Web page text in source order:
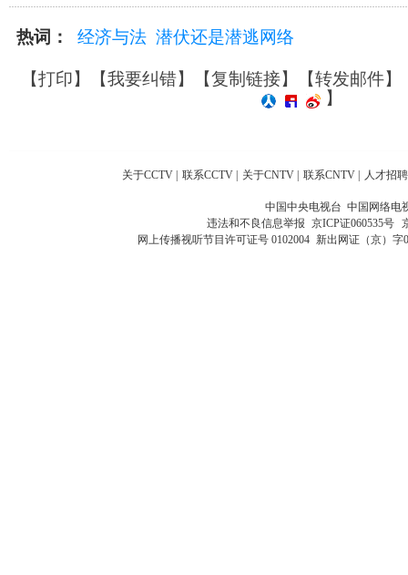
热词： 经济与法 潜伏还是潜逃网络
【打印】【我要纠错】【复制链接】【转发邮件】
】
关于CCTV | 联系CCTV | 关于CNTV | 联系CNTV | 人才招聘
中国中央电视台 中国网络电
违法和不良信息举报 京ICP证060535号
网上传播视听节目许可证号 0102004 新出网证（京）